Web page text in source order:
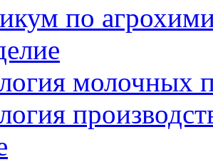
по
молочных